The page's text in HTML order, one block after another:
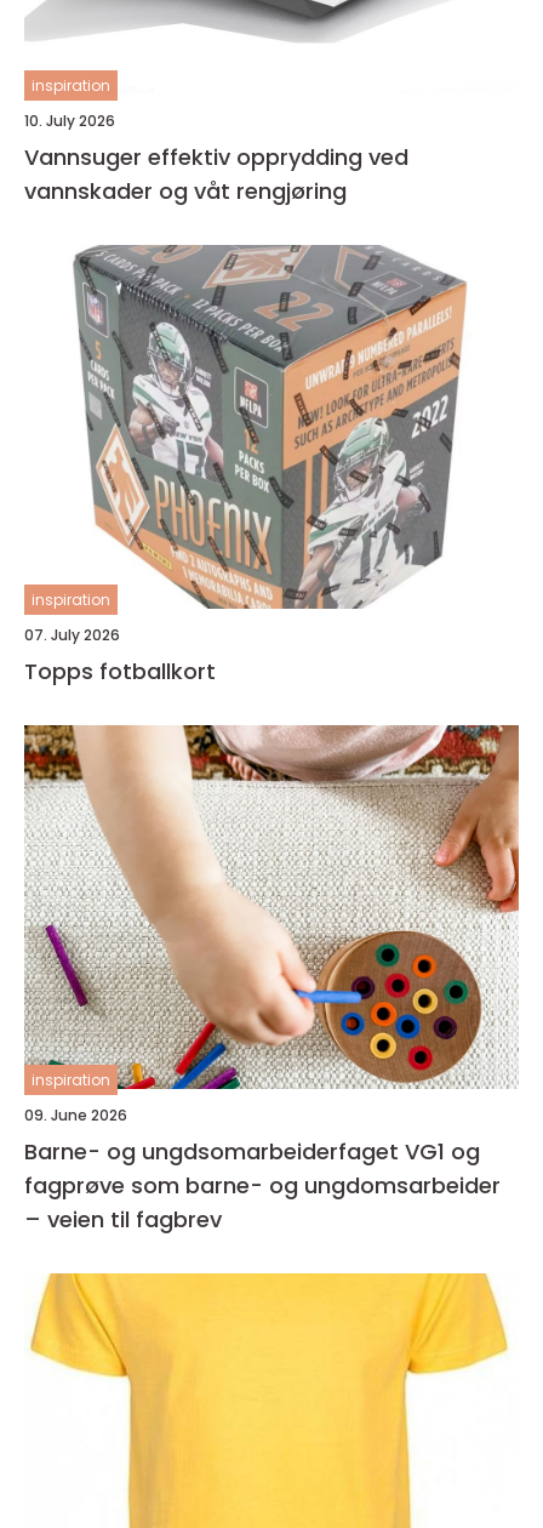
inspiration
10. July 2026
Vannsuger effektiv opprydding ved
vannskader og våt rengjøring
inspiration
07. July 2026
Topps fotballkort
inspiration
09. June 2026
Barne- og ungdsomarbeiderfaget VG1 og
fagprøve som barne- og ungdomsarbeider
– veien til fagbrev